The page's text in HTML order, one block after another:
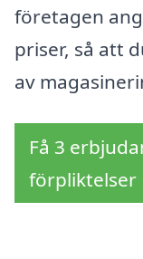
företagen
priser, så att
av
Få 3
förpliktelser